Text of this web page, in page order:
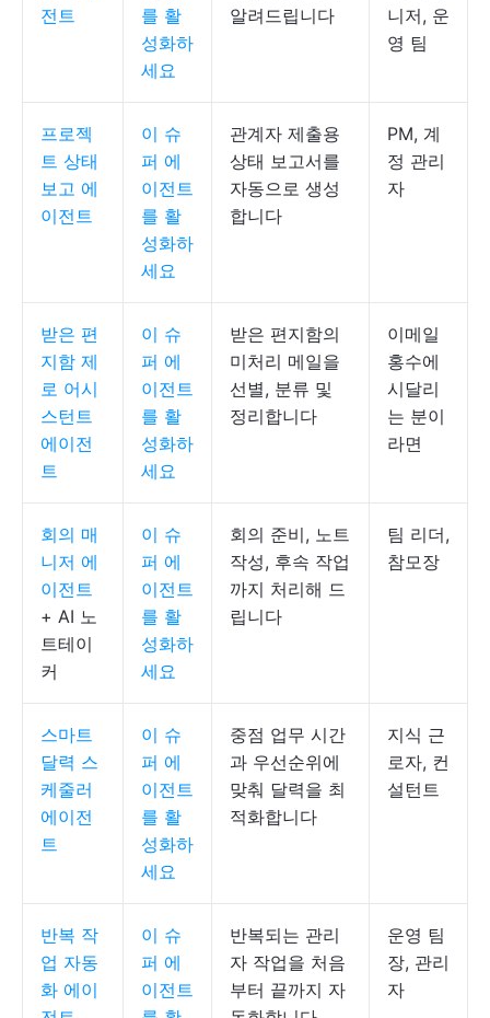
전트
를 활
성화하
세요
알려드립니다
니저, 운
영 팀
프로젝
트 상태
보고 에
이전트
이 슈
퍼 에
이전트
를 활
성화하
세요
관계자 제출용
상태 보고서를
자동으로 생성
합니다
PM, 계
정 관리
자
받은 편
지함 제
로 어시
스턴트
에이전
트
이 슈
퍼 에
이전트
를 활
성화하
세요
받은 편지함의
미처리 메일을
선별, 분류 및
정리합니다
이메일
홍수에
시달리
는 분이
라면
회의 매
니저 에
이전트
+ AI 노
트테이
커
이 슈
퍼 에
이전트
를 활
성화하
세요
회의 준비, 노트
작성, 후속 작업
까지 처리해 드
립니다
팀 리더,
참모장
스마트
달력 스
케줄러
에이전
트
이 슈
퍼 에
이전트
를 활
성화하
세요
중점 업무 시간
과 우선순위에
맞춰 달력을 최
적화합니다
지식 근
로자, 컨
설턴트
반복 작
업 자동
화 에이
이 슈
퍼 에
이전트
반복되는 관리
자 작업을 처음
부터 끝까지 자
운영 팀
장, 관리
자